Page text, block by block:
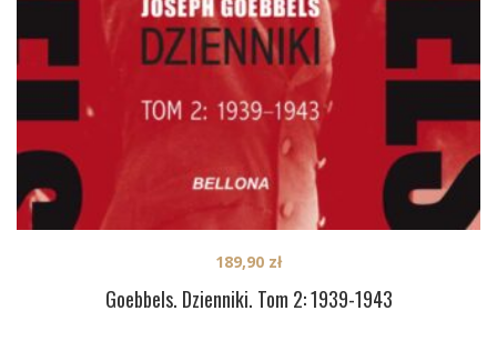
Goebbels. Dzienniki. Tom 2: 1939-1943
189,90 zł